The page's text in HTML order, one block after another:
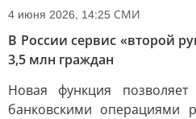
4 июня 2026, 14:25 СМИ
В России сервис «второй
3,5 млн граждан
Новая функция
банковскими операциями